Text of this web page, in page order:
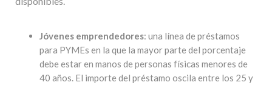
Jóvenes emprendedores: una línea de préstamos
para PYMEs en la que la mayor parte del porcentaje
debe estar en manos de personas físicas menores de
40 años. El importe del préstamo oscila entre los 25 y